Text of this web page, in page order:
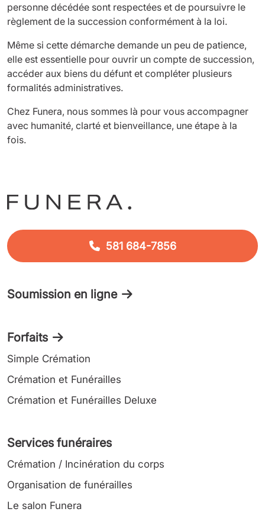
personne décédée sont respectées et de poursuivre le
règlement de la succession conformément à la loi.
Même si cette démarche demande un peu de patience,
elle est essentielle pour ouvrir un compte de succession,
accéder aux biens du défunt et compléter plusieurs
formalités administratives.
Chez Funera, nous sommes là pour vous accompagner
avec humanité, clarté et bienveillance, une étape à la
fois.
581 684-7856
Forfaits
Simple Crémation
Crémation et Funérailles
Crémation et Funérailles Deluxe
Soumission en ligne
Services funéraires
Crémation / Incinération du corps
Organisation de funérailles
Le salon Funera